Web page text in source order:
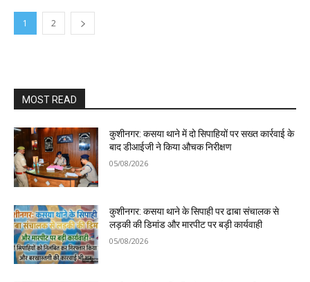
1 2
MOST READ
कुशीनगर: कसया थाने में दो सिपाहियों पर सख्त कार्रवाई के
बाद डीआईजी ने किया औचक निरीक्षण
05/08/2026
कुशीनगर: कसया थाने के सिपाही पर ढाबा संचालक से
लड़की की डिमांड और मारपीट पर बड़ी कार्यवाही
05/08/2026